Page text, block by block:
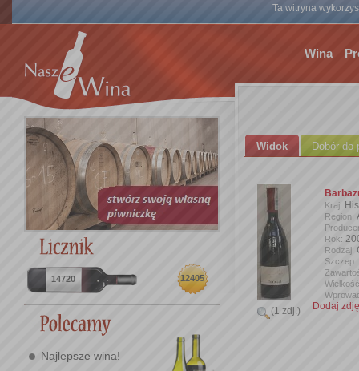
Ta witryna
Wina
14720 12405
Najlepsze wina!
Widok Dobór do
(1 zdj.)
Kraj:
Region:
Rok:
Rodzaj:
Szczep:
Dodaj